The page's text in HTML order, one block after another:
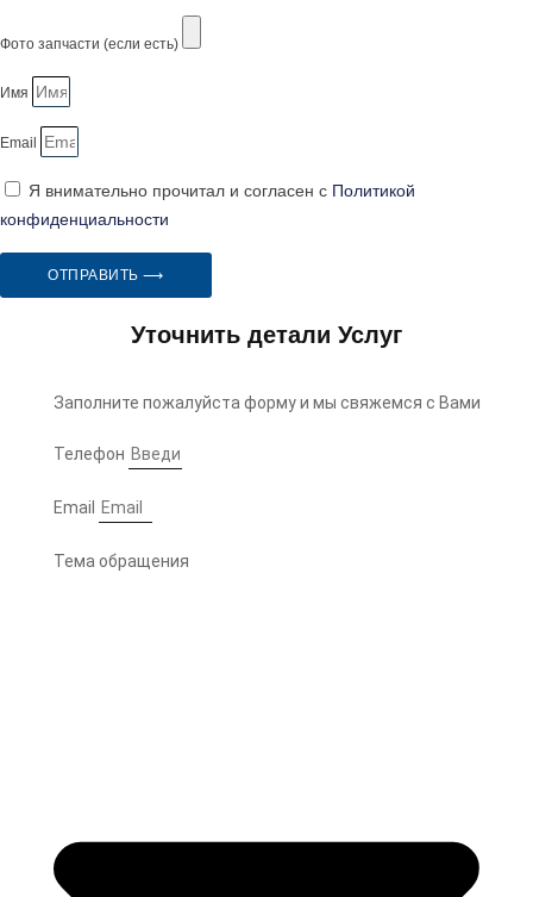
Фото запчасти (если есть)
Имя
Email
Я внимательно прочитал и согласен с Политикой
конфиденциальности
ОТПРАВИТЬ ⟶
Уточнить детали Услуг
Заполните пожалуйста форму и мы свяжемся с Вами
Телефон
Email
Тема обращения